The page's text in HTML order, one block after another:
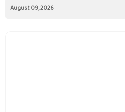
August 09, 2026